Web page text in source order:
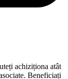
achiziționa atât
Beneficiați